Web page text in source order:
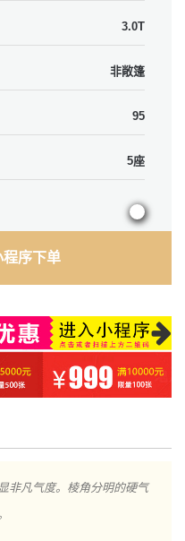
3.0T
非敞篷
95
5座
序下单
气度。棱角分明的硬气